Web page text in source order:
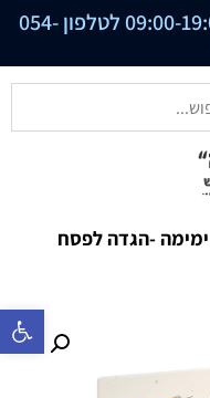
פתח סרגל
054-
-הגדה לפסח